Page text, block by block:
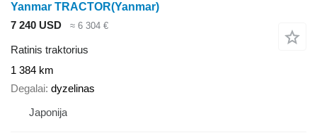
Yanmar TRACTOR(Yanmar)
7 240 USD
≈ 6 304 €
Ratinis traktorius
1 384 km
Degalai dyzelinas
Japonija